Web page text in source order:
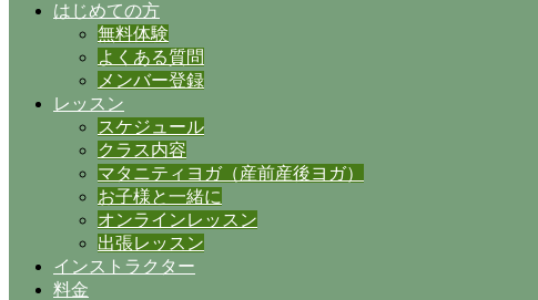
はじめての方
無料体験
よくある質問
メンバー登録
レッスン
スケジュール
クラス内容
マタニティヨガ（産前産後ヨガ）
お子様と一緒に
オンラインレッスン
出張レッスン
インストラクター
料金